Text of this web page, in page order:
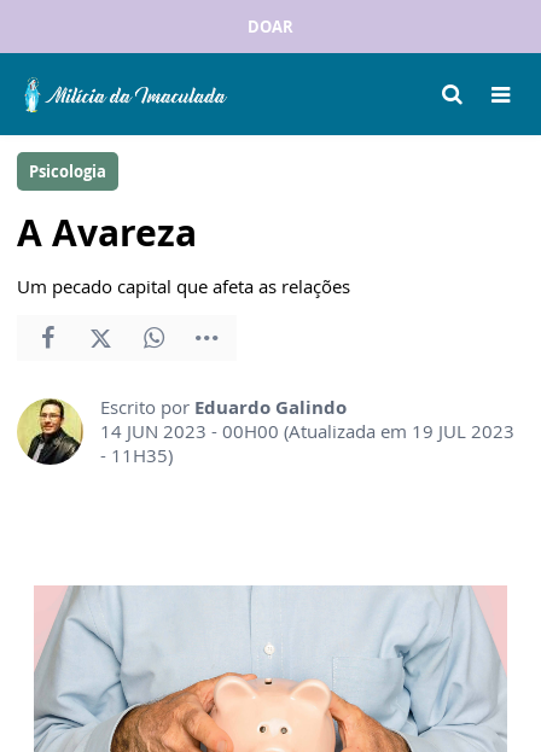
DOAR
Psicologia
A Avareza
Um pecado capital que afeta as relações
Escrito por Eduardo Galindo
14 JUN 2023 - 00H00 (Atualizada em 19 JUL 2023
- 11H35)